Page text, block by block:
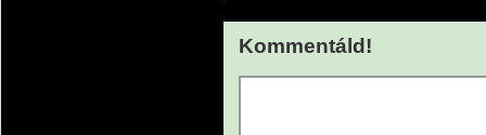
Kommentáld!